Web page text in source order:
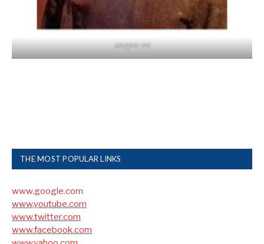
बालकृष्ण-सम
THE MOST POPULAR LINKS
www.google.com
www.youtube.com
www.twitter.com
www.facebook.com